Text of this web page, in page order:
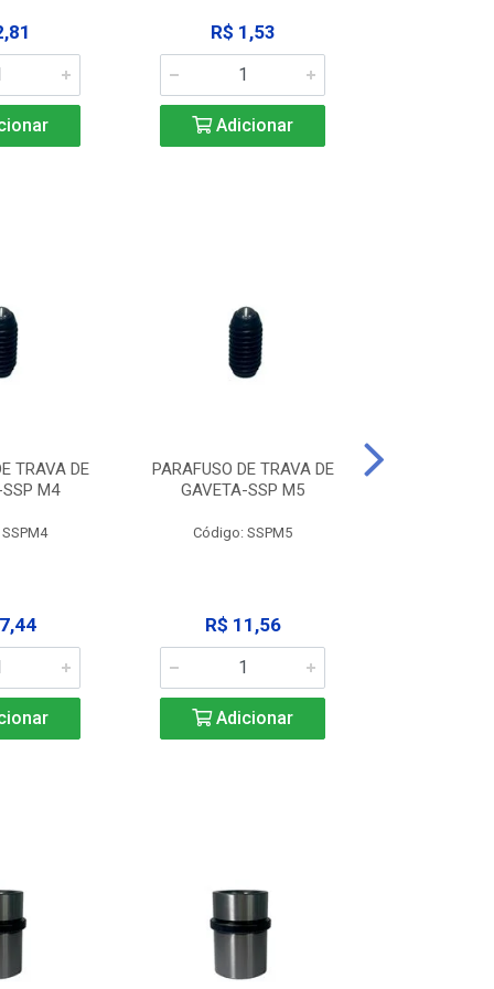
R$ 1,53
Adicionar
TRAVA DE
M4
PARAFUSO DE TRAVA DE
GAVETA-SSP M5
Código: SSPM5
R$ 11,56
Adicionar